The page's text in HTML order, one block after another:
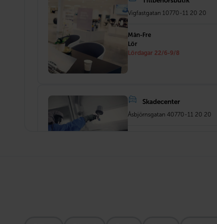
Vigfastgatan 1 0770-11 20 20
Mån-Fre
Lör
Lördagar 22/6-9/8
Skadecenter
Åsbjörnsgatan 40770-11 20 20